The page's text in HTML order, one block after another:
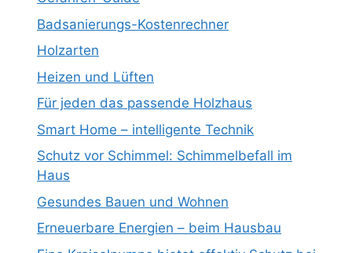
Badsanierungs-Kostenrechner
Holzarten
Heizen und Lüften
Für jeden das passende Holzhaus
Smart Home – intelligente Technik
Schutz vor Schimmel: Schimmelbefall im
Haus
Gesundes Bauen und Wohnen
Erneuerbare Energien – beim Hausbau